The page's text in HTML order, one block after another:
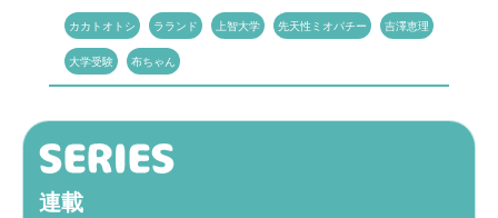
カカトオトシ ラランド 上智大学 先天性ミオパチー 吉澤恵理
大学受験 布ちゃん
連載